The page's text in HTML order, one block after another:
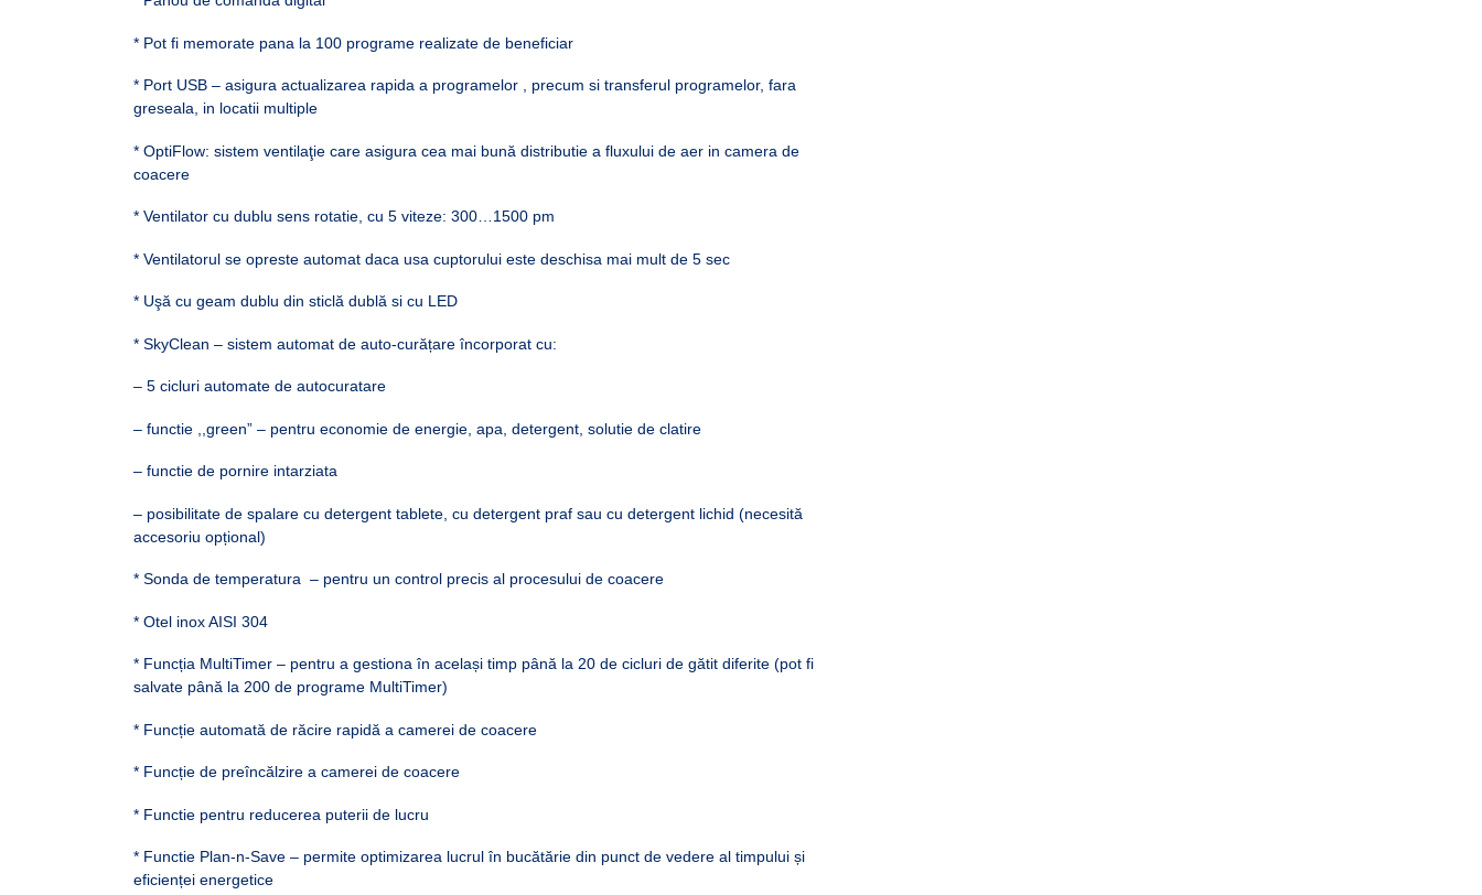
* Pot fi memorate pana la 100 programe realizate de beneficiar
* Port USB – asigura actualizarea rapida a programelor , precum si transferul programelor, fara
greseala, in locatii multiple
* OptiFlow: sistem ventilaţie care asigura cea mai bună distributie a fluxului de aer in camera de
coacere
* Ventilator cu dublu sens rotatie, cu 5 viteze: 300…1500 pm
* Ventilatorul se opreste automat daca usa cuptorului este deschisa mai mult de 5 sec
* Uşă cu geam dublu din sticlă dublă si cu LED
* SkyClean – sistem automat de auto-curățare încorporat cu:
– 5 cicluri automate de autocuratare
– functie ,,green” – pentru economie de energie, apa, detergent, solutie de clatire
– functie de pornire intarziata
– posibilitate de spalare cu detergent tablete, cu detergent praf sau cu detergent lichid (necesită
accesoriu opțional)
* Sonda de temperatura – pentru un control precis al procesului de coacere
* Otel inox AISI 304
* Funcția MultiTimer – pentru a gestiona în același timp până la 20 de cicluri de gătit diferite (pot fi
salvate până la 200 de programe MultiTimer)
* Funcție automată de răcire rapidă a camerei de coacere
* Funcție de preîncălzire a camerei de coacere
* Functie pentru reducerea puterii de lucru
* Functie Plan-n-Save – permite optimizarea lucrul în bucătărie din punct de vedere al timpului și
eficienței energetice